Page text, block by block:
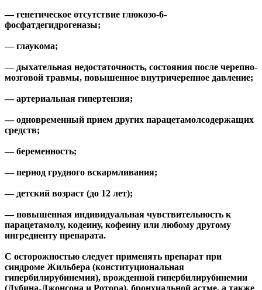
— генетическое отсутствие глюкозо-6-
фосфатдегидрогеназы;
— глаукома;
— дыхательная недостаточность, состояния после черепно-
мозговой травмы, повышенное внутричерепное давление;
— артериальная гипертензия;
— одновременный прием других парацетамолсодержащих
средств;
— беременность;
— период грудного вскармливания;
— детский возраст (до 12 лет);
— повышенная индивидуальная чувствительность к
парацетамолу, кодеину, кофеину или любому другому
ингредиенту препарата.
С осторожностью следует применять препарат при
синдроме Жильбера (конституциональная
гипербилирубинемия), врожденной гипербилирубинемии
(Дубина-Джонсона и Ротора), бронхиальной астме, а также